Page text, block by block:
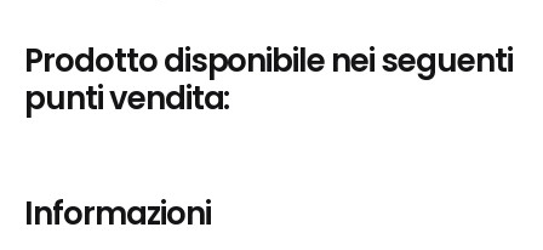
Prodotto disponibile nei seguenti
punti vendita:
Informazioni